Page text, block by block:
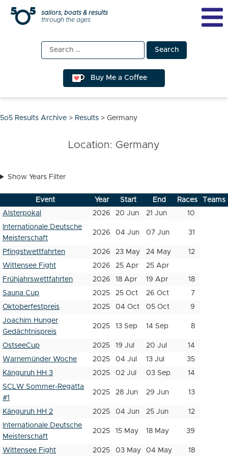
Skip
sailors, boats & results
through the ages
Search
for:
Buy Me a Coffee
5o5 Results Archive > Results > Germany
Location: Germany
Show Years Filter
Event Year Start End Races
Teams
Alsterpokal
2026 20 Jun 21 Jun
10
Internationale Deutsche
Meisterschaft
2026 04 Jun 07 Jun 31
Pfingstwettfahrten 2026 23 May 24 May
12
Wittensee Fight
2026 25 Apr
25 Apr
Frühjahrswettfahrten
2026 18 Apr 19 Apr
18
Sauna Cup
2025 25 Oct 26 Oct
7
Oktoberfestpreis
2025 04 Oct 05 Oct
9
Joachim Hunger
Gedächtnispreis
2025 13 Sep 14 Sep 8
OstseeCup 2025 19 Jul 20 Jul
14
Warnemünder Woche
2025 04 Jul 13 Jul
35
Känguruh HH 3
2025 02 Jul 03 Sep
14
SCLW Sommer-Regatta
#1
2025 28 Jun 29 Jun 13
Känguruh HH 2 2025 04 Jun 25 Jun
12
Internationale Deutsche
Meisterschaft
2025 15 May 18 May 39
Wittensee Fight 2025 03 May 04 May 18